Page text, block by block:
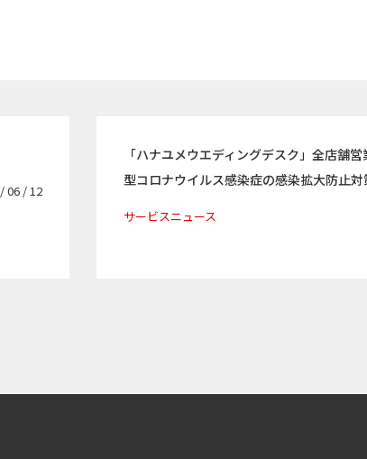
06 / 12
「ハナユメウエディングデスク」全店舗
型コロナウイルス感染症の感染拡大防止
サービスニュース